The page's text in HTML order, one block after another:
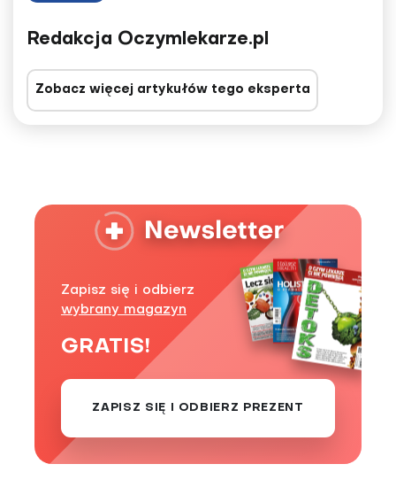
Redakcja Oczymlekarze.pl
Zobacz więcej artykułów tego eksperta
Zapisz się i odbierz
wybrany magazyn
GRATIS!
ZAPISZ SIĘ I ODBIERZ PREZENT